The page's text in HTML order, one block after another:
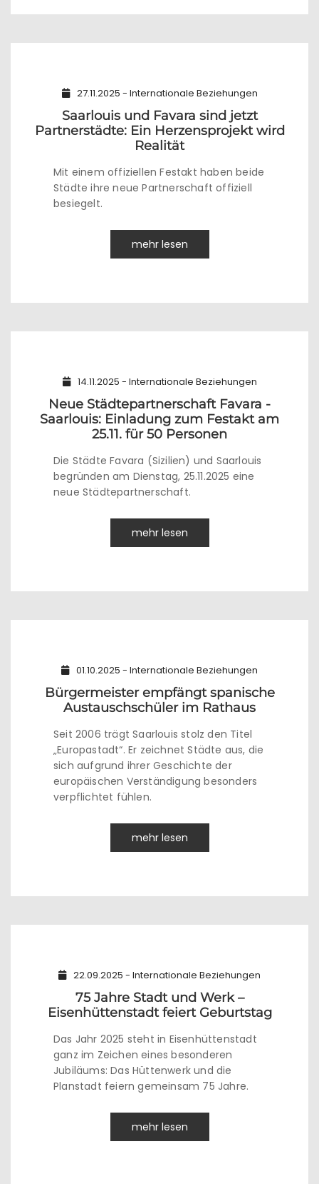
27.11.2025 - Internationale Beziehungen
Saarlouis und Favara sind jetzt
Partnerstädte: Ein Herzensprojekt wird
Realität
Mit einem offiziellen Festakt haben beide
Städte ihre neue Partnerschaft offiziell
besiegelt.
mehr lesen
14.11.2025 - Internationale Beziehungen
Neue Städtepartnerschaft Favara -
Saarlouis: Einladung zum Festakt am
25.11. für 50 Personen
Die Städte Favara (Sizilien) und Saarlouis
begründen am Dienstag, 25.11.2025 eine
neue Städtepartnerschaft.
mehr lesen
01.10.2025 - Internationale Beziehungen
Bürgermeister empfängt spanische
Austauschschüler im Rathaus
Seit 2006 trägt Saarlouis stolz den Titel
„Europastadt“. Er zeichnet Städte aus, die
sich aufgrund ihrer Geschichte der
europäischen Verständigung besonders
verpflichtet fühlen.
mehr lesen
22.09.2025 - Internationale Beziehungen
75 Jahre Stadt und Werk –
Eisenhüttenstadt feiert Geburtstag
Das Jahr 2025 steht in Eisenhüttenstadt
ganz im Zeichen eines besonderen
Jubiläums: Das Hüttenwerk und die
Planstadt feiern gemeinsam 75 Jahre.
mehr lesen